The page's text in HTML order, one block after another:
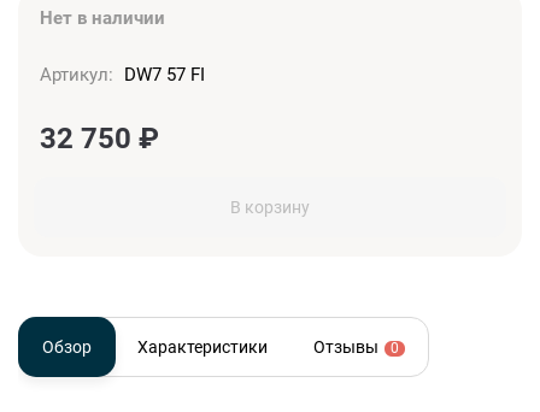
Нет в наличии
Артикул: DW7 57 FI
32 750 ₽
В корзину
Обзор Характеристики Отзывы 0